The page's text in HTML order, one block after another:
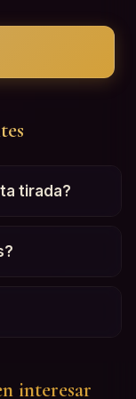
tirada?
interesar